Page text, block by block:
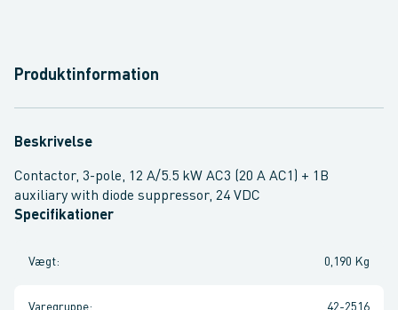
Produktinformation
Beskrivelse
Contactor, 3-pole, 12 A/5.5 kW AC3 (20 A AC1) + 1B
auxiliary with diode suppressor, 24 VDC
Specifikationer
Vægt: 0,190 Kg
Varegruppe: 42-2516